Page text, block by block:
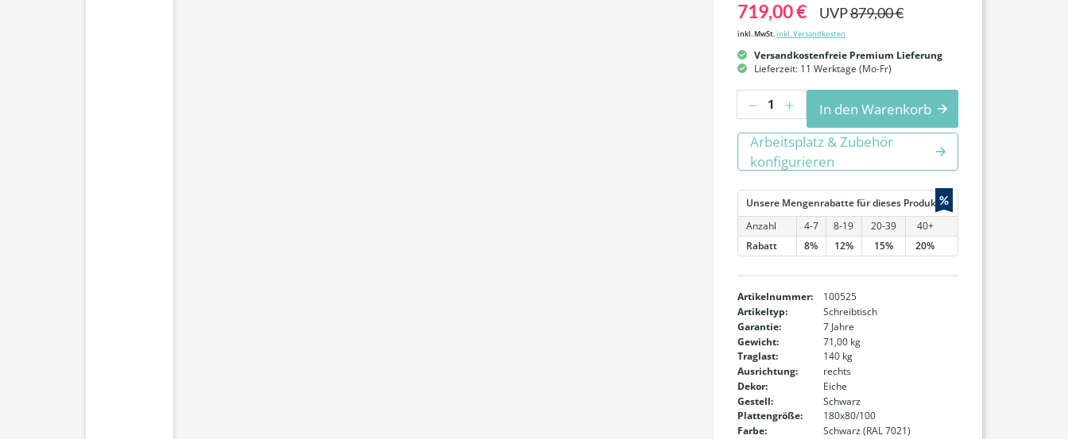
719,00 € UVP879,00 €
inkl. MwSt.inkl. Versandkosten
Versandkostenfreie Premium Lieferung
Lieferzeit: 11 Werktage (Mo-Fr)
Anzahl
In den Warenkorb
Arbeitsplatz & Zubehör
konfigurieren
%
Unsere Mengenrabatte für dieses Produkt:
Anzahl
4-7 8-19 20-39
40+
Rabatt
8% 12% 15% 20%
Artikelnummer:
100525
Artikeltyp:
Schreibtisch
Garantie:
7 Jahre
Gewicht:
71,00 kg
Traglast:
140 kg
Ausrichtung:
rechts
Dekor:
Eiche
Gestell:
Schwarz
Plattengröße:
180x80/100
Farbe:
Schwarz (RAL 7021)